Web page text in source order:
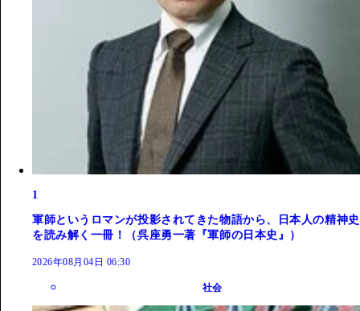
1
軍師というロマンが投影されてきた物語から、日本人の精神史
を読み解く一冊！（呉座勇一著『軍師の日本史』）
2026年08月04日 06:30
社会